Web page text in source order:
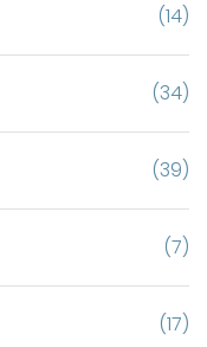
(14)
(34)
(39)
(7)
(17)